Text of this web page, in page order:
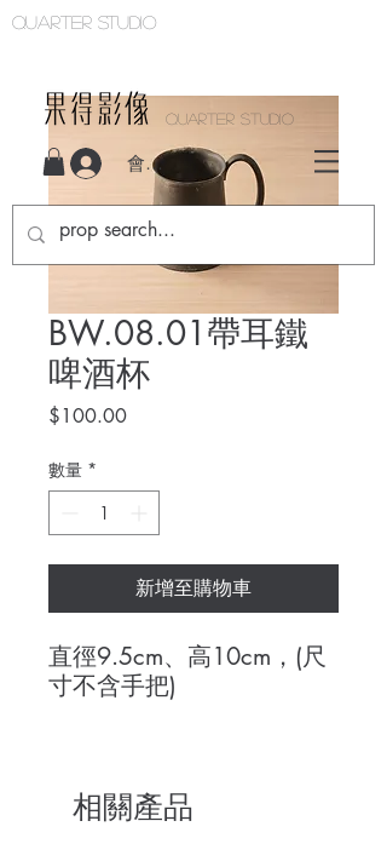
Quarter studio
會員登入
QUARTER STUDIO
BW.08.01帶耳鐵
啤酒杯
$100.00價
數量 *
新增至購物車
直徑9.5cm、高10cm，(尺
寸不含手把)
相關產品